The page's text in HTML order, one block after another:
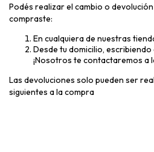
Podés realizar el cambio o
compraste:
En cualquiera de nuestras
Desde tu domicilio, escribiendo
¡Nosotros te contactaremos a
Las devoluciones solo pueden ser
siguientes a la compra